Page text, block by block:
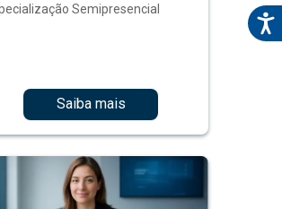
Semipresencial
Saiba mais